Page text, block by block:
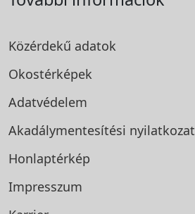
Közérdekű adatok
Okostérképek
Adatvédelem
Akadálymentesítési nyilatkozat
Honlaptérkép
Impresszum